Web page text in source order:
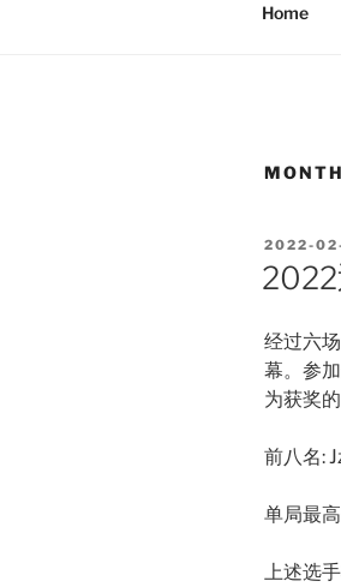
Home
POSTED
ON
2022-
2022
经过六
幕。参
为获奖
前八名:
单局最
上述选